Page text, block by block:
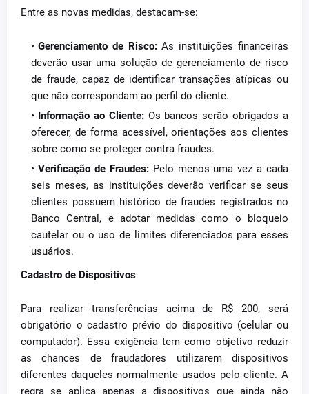
Entre as novas medidas, destacam-se:
Gerenciamento de Risco:As instituições financeiras
deverão usar uma solução de gerenciamento de risco
de fraude, capaz de identificar transações atípicas ou
que não correspondam ao perfil do cliente.
Informação ao Cliente:Os bancos serão obrigados a
oferecer, de forma acessível, orientações aos clientes
sobre como se proteger contra fraudes.
Verificação de Fraudes:Pelo menos uma vez a cada
seis meses, as instituições deverão verificar se seus
clientes possuem histórico de fraudes registrados no
Banco Central, e adotar medidas como o bloqueio
cautelar ou o uso de limites diferenciados para esses
usuários.
Cadastro de Dispositivos
Para realizar transferências acima de R$ 200, será
obrigatório o cadastro prévio do dispositivo (celular ou
computador). Essa exigência tem como objetivo reduzir
as chances de fraudadores utilizarem dispositivos
diferentes daqueles normalmente usados pelo cliente. A
regra se aplica apenas a dispositivos que ainda não